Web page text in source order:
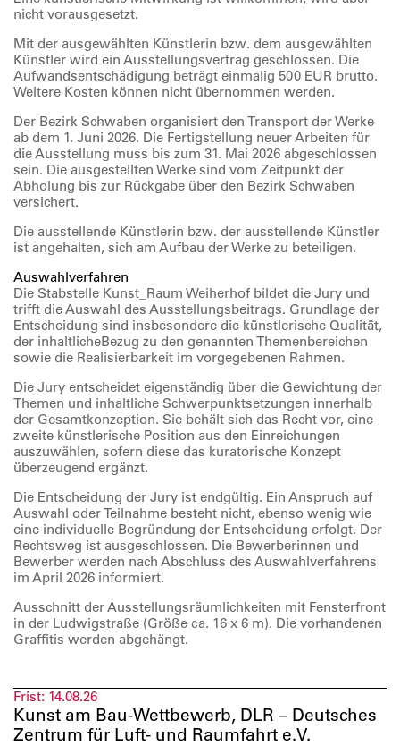
nicht vorausgesetzt.
Mit der ausgewählten Künstlerin bzw. dem ausgewählten
Künstler wird ein Ausstellungsvertrag geschlossen. Die
Aufwandsentschädigung beträgt einmalig 500 EUR brutto.
Weitere Kosten können nicht übernommen werden.
Der Bezirk Schwaben organisiert den Transport der Werke
ab dem 1. Juni 2026. Die Fertigstellung neuer Arbeiten für
die Ausstellung muss bis zum 31. Mai 2026 abgeschlossen
sein. Die ausgestellten Werke sind vom Zeitpunkt der
Abholung bis zur Rückgabe über den Bezirk Schwaben
versichert.
Die ausstellende Künstlerin bzw. der ausstellende Künstler
ist angehalten, sich am Aufbau der Werke zu beteiligen.
Auswahlverfahren
Die Stabstelle Kunst_Raum Weiherhof bildet die Jury und
trifft die Auswahl des Ausstellungsbeitrags. Grundlage der
Entscheidung sind insbesondere die künstlerische Qualität,
der inhaltlicheBezug zu den genannten Themenbereichen
sowie die Realisierbarkeit im vorgegebenen Rahmen.
Die Jury entscheidet eigenständig über die Gewichtung der
Themen und inhaltliche Schwerpunktsetzungen innerhalb
der Gesamtkonzeption. Sie behält sich das Recht vor, eine
zweite künstlerische Position aus den Einreichungen
auszuwählen, sofern diese das kuratorische Konzept
überzeugend ergänzt.
Die Entscheidung der Jury ist endgültig. Ein Anspruch auf
Auswahl oder Teilnahme besteht nicht, ebenso wenig wie
eine individuelle Begründung der Entscheidung erfolgt. Der
Rechtsweg ist ausgeschlossen. Die Bewerberinnen und
Bewerber werden nach Abschluss des Auswahlverfahrens
im April 2026 informiert.
Ausschnitt der Ausstellungsräumlichkeiten mit Fensterfront
in der Ludwigstraße (Größe ca. 16 x 6 m). Die vorhandenen
Graffitis werden abgehängt.
Frist: 14.08.26
Kunst am Bau-Wettbewerb, DLR – Deutsches
Zentrum für Luft- und Raumfahrt e.V.